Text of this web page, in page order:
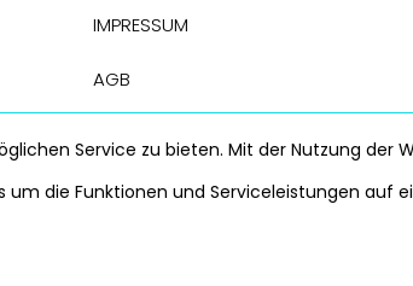
Impressum
AGB
DSB
Widerrufsbelehrung
Service zu bieten. Mit der Nutzung der
um die Funktionen und Serviceleistungen auf